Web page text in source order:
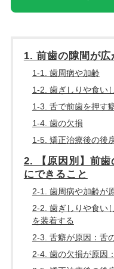
1. 前歯の隙間が広
1-1. 歯周病や加齢
1-2. 歯ぎしりや食い
1-3. 舌で前歯を押す
1-4. 歯の欠損
1-5. 矯正治療後の後
2. 【原因別】前
にできること
2-1. 歯周病や加齢が
2-2. 歯ぎしりや食い
を装着する
2-3. 舌癖が原因：舌
2-4. 歯の欠損が原因